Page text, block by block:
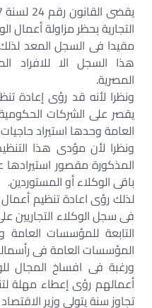
التجارية بحظر مزاولة أعمال
مقيدا فى السجل المعد
هذا السجل الا للافراد
المصرية.
ونظرا لأنه قد رؤى إعادة
يقصر على الشركات
العامة وحدها استيراد حاجيات
ونظرا لأن مؤدى هذا
المذكورة مقصور
باقى الوكلاء أو المستوردين.
لذلك رؤى اعادة تنظيم أعمال
فى سجل الوكلاء التجاريين
التابعة للمؤسسات
المؤسسات العامة فى رأسمالها
ورغبة فى افساخ المجال
أعمالهم رؤى إعطاء مهلة
تجاوز سنة يتولى وزير